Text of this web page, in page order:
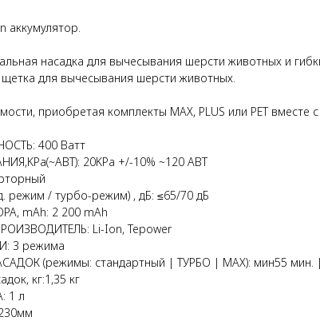
аккумулятор.
насадка для вычесывания шерсти животных и
для вычесывания шерсти животных.
приобретая комплекты MAX, PLUS или PET вместе
400 Ватт
20KPa +/-10% ~120 АВТ
режим / турбо-режим) , дБ: ≤65/70 дБ
mAh: 2 200 mAh
Li-Ion, Tepower
3 режима
(режимы: стандартный | ТУРБО | MAX): мин55 мин.
кг:1,35 кг
1 л